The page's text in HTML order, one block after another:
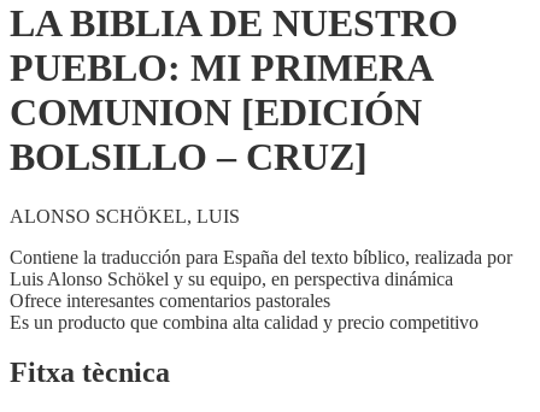
[EDICIÓN
LA BIBLIA DE NUESTRO
PUEBLO: MI PRIMERA
COMUNION [EDICIÓN
BOLSILLO – CRUZ]
ALONSO SCHÖKEL, LUIS
Contiene la traducción para España del texto bíblico, realizada por
Luis Alonso Schökel y su equipo, en perspectiva dinámica
Ofrece interesantes comentarios pastorales
Es un producto que combina alta calidad y precio competitivo
Fitxa tècnica